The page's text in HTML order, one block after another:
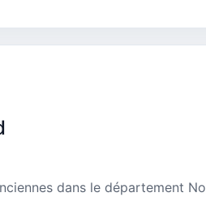
dans le département